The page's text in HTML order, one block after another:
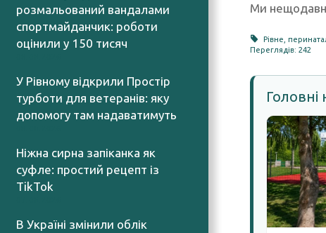
розмальований вандалами
спортмайданчик: роботи
оцінили у 150 тисяч
У Рівному відкрили Простір
турботи для ветеранів: яку
допомогу там надаватимуть
Ніжна сирна запіканка як
суфле: простий рецепт із
TikTok
В Україні змінили облік
Ми
Рівне ,
Переглядів: 242